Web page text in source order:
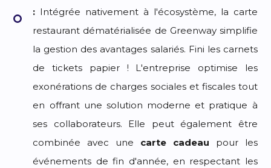
: Intégrée nativement à l'écosystème, la carte
restaurant dématérialisée de Greenway simplifie
la gestion des avantages salariés. Fini les carnets
de tickets papier ! L'entreprise optimise les
exonérations de charges sociales et fiscales tout
en offrant une solution moderne et pratique à
ses collaborateurs. Elle peut également être
combinée avec une carte cadeau pour les
événements de fin d'année, en respectant les